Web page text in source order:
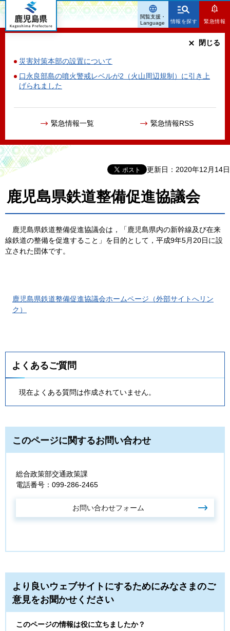
鹿児島県
情報を探す 緊急情報
災害対策本部の設置について
口永良部島の噴火警戒レベルが2（火山周辺規制）に引き上
げられました
緊急情報一覧 緊急情報RSS
閉じる
閲覧支援・
Language
更新日：2020年12月14日
鹿児島県鉄道整備促進協議会
鹿児島県鉄道整備促進協議会は，「鹿児島県内の新幹線及び在来
線鉄道の整備を促進すること」を目的として，平成9年5月20日に設
立された団体です。
鹿児島県鉄道整備促進協議会ホームページ（外部サイトへリン
ク）
よくあるご質問
現在よくある質問は作成されていません。
このページに関するお問い合わせ
総合政策部交通政策課
電話番号：099-286-2465
より良いウェブサイトにするためにみなさまのご
意見をお聞かせください
このページの情報は役に立ちましたか？